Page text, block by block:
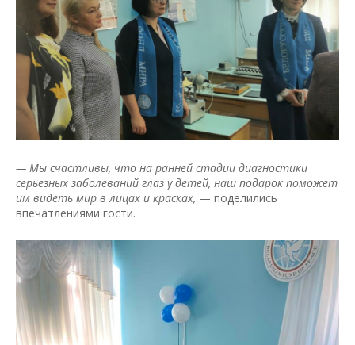
— Мы счастливы, что на ранней стадии диагностики
серьезных заболеваний глаз у детей, наш подарок поможет
им видеть мир в лицах и красках, — поделились
впечатлениями гости.